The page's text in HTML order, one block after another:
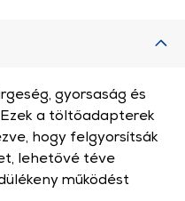
gyorsaság és
a töltőadapterek
hogy felgyorsítsák
lehetővé téve
működést